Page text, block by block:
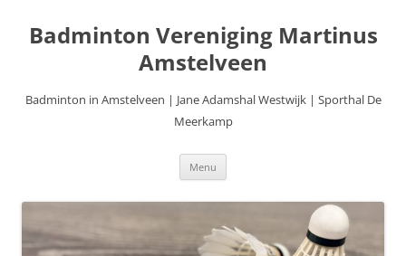
de
inhoud
Badminton Vereniging Martinus
Amstelveen
Badminton in Amstelveen | Jane Adamshal Westwijk | Sporthal De
Meerkamp
Menu